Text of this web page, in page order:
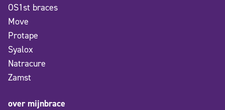
OS1st braces
Move
Protape
Syalox
Natracure
Zamst
over mijnbrace